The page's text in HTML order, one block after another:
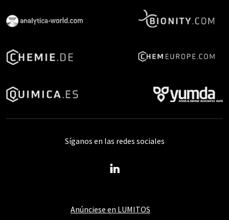
Anúnciese en LUMITOS
Síganos en las redes sociales